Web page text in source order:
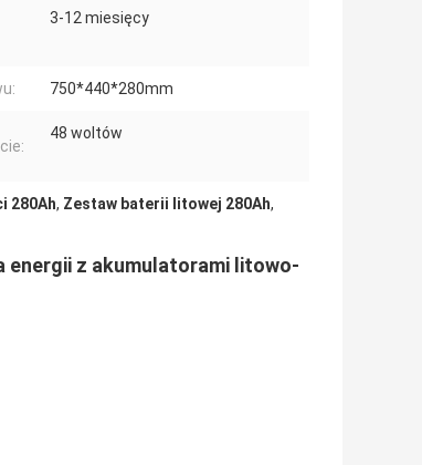
3-12 miesięcy
750*440*280mm
48 woltów
280Ah, Zestaw baterii litowej 280Ah,
energii z akumulatorami litowo-